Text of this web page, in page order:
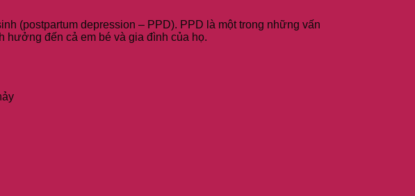
(postpartum depression – PPD). PPD là một trong những vấn
đến cả em bé và gia đình của họ.